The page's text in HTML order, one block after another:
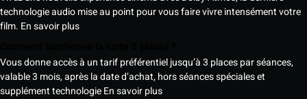
technologie audio mise au point pour vous faire vivre intensément votre
film. En savoir plus
Vous donne accès à un tarif préférentiel jusqu’à 3 places par séances,
valable 3 mois, après la date d’achat, hors séances spéciales et
supplément technologieEn savoir plus